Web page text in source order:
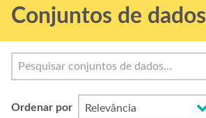
Grupos
Sobre
Conjuntos de dados
Ordenar por